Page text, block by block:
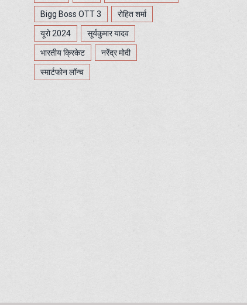
Bigg Boss OTT 3 रोहित शर्मा
यूरो 2024 सूर्यकुमार यादव
भारतीय क्रिकेट नरेंद्र मोदी
स्मार्टफोन लॉन्च